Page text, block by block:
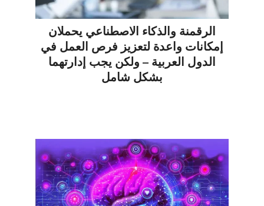
الرقمنة والذكاء الاصطناعي يحملان
إمكانات واعدة لتعزيز فرص العمل في
الدول العربية – ولكن يجب إدارتهما
بشكل شامل